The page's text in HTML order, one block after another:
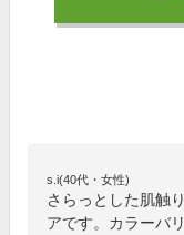
s.i(40代・女性)
さらっとした肌触
アです。カラーバ